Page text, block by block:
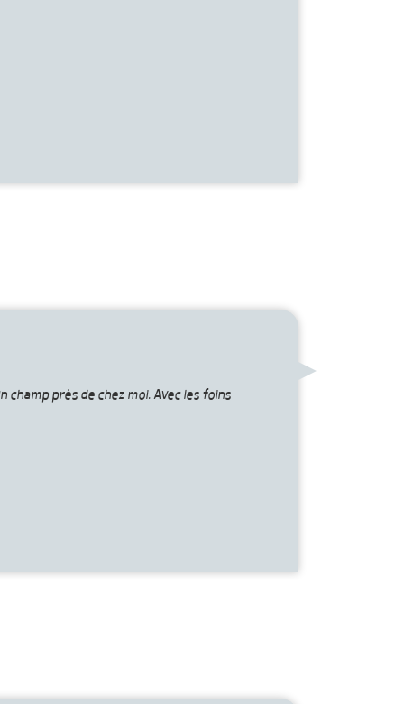
champ près de chez moi. Avec les foins